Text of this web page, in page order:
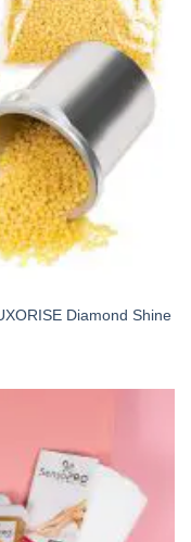
Diamond Shine